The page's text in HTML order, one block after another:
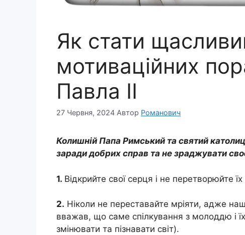
Як стати
мотиваційних
Павла ІІ
27 Червня, 2024 Автор Романович
Колишній Папа Римський та святий
заради добрих справ та не зраджувати
1. Відкрийте свої серця і не перетворюйте
2. Ніколи не переставайте мріяти, адже
вважав, що саме спілкування з молоддю і
змінювати та пізнавати світ).